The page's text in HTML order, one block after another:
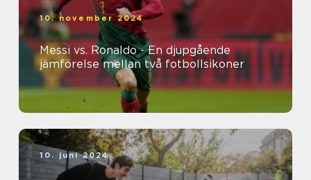
10. november 2024
Messi vs. Ronaldo - En djupgående
jämförelse mellan två fotbollsikoner
10. juni 2024